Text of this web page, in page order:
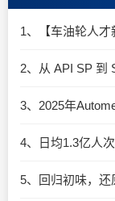
1、【车油轮人
4、日均1.3亿人
5、回归初味，